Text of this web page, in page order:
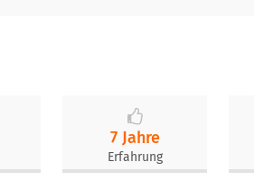
7 Jahre
Erfahrung